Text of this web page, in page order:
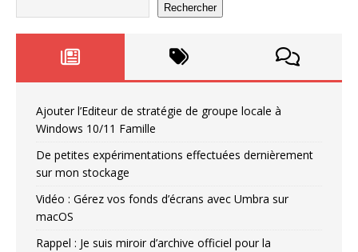
Rechercher
Ajouter l’Editeur de stratégie de groupe locale à
Windows 10/11 Famille
De petites expérimentations effectuées dernièrement
sur mon stockage
Vidéo : Gérez vos fonds d’écrans avec Umbra sur
macOS
Rappel : Je suis miroir d’archive officiel pour la